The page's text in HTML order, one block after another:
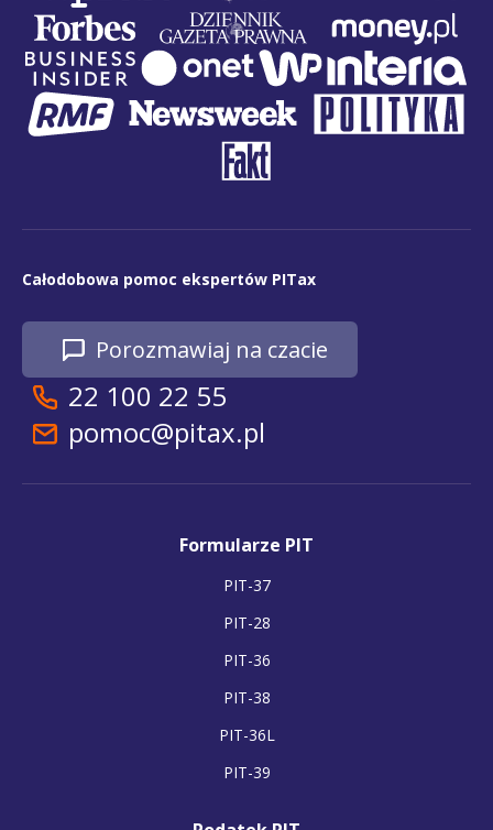
Całodobowa pomoc ekspertów PITax
Porozmawiaj na czacie
22 100 22 55
pomoc@pitax.pl
Formularze PIT
PIT-37
PIT-28
PIT-36
PIT-38
PIT-36L
PIT-39